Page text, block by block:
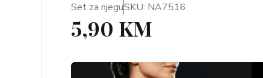
Set za njeguSKU: NA7516
5,90 KM